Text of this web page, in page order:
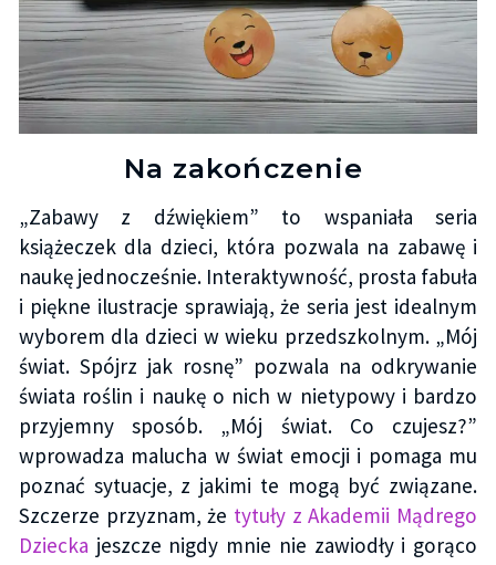
Na zakończenie
„Zabawy z dźwiękiem” to wspaniała seria
książeczek dla dzieci, która pozwala na zabawę i
naukę jednocześnie. Interaktywność, prosta fabuła
i piękne ilustracje sprawiają, że seria jest idealnym
wyborem dla dzieci w wieku przedszkolnym. „Mój
świat. Spójrz jak rosnę” pozwala na odkrywanie
świata roślin i naukę o nich w nietypowy i bardzo
przyjemny sposób. „Mój świat. Co czujesz?”
wprowadza malucha w świat emocji i pomaga mu
poznać sytuacje, z jakimi te mogą być związane.
Szczerze przyznam, że tytuły z Akademii Mądrego
Dziecka jeszcze nigdy mnie nie zawiodły i gorąco